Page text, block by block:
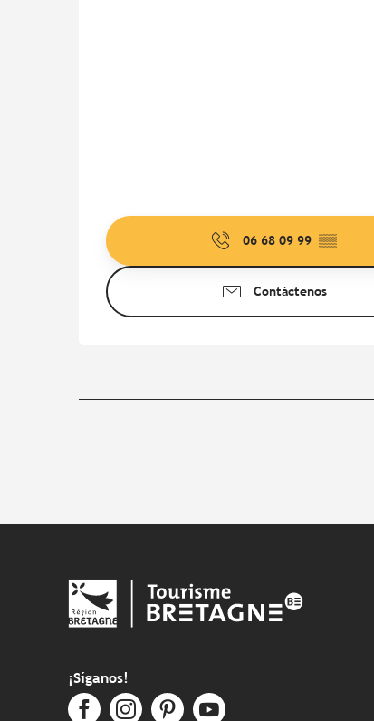
06 68 09 99 ▒▒
Contáctenos
¡Síganos!